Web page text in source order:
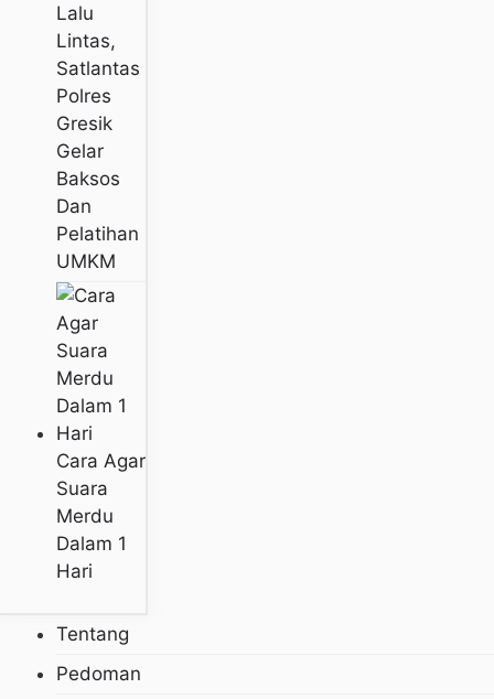
Lalu
Lintas,
Satlantas
Polres
Gresik
Gelar
Baksos
Dan
Pelatihan
UMKM
Cara Agar
Suara
Merdu
Dalam 1
Hari
Tentang
Pedoman